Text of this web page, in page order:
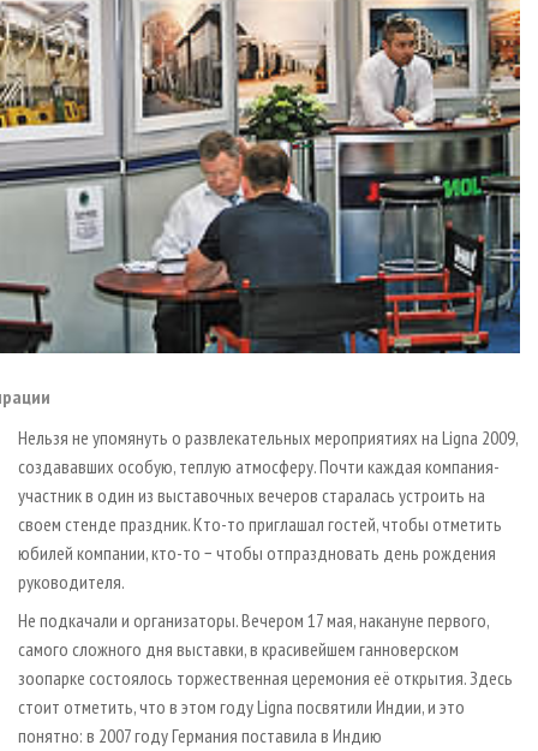
Нельзя не упомянуть о развлекательных мероприятиях на Ligna 2009,
создававших особую, теплую атмосферу. Почти каждая компания-
участник в один из выставочных вечеров старалась устроить на
своем стенде праздник. Кто-то приглашал гостей, чтобы отметить
юбилей компании, кто-то − чтобы отпраздновать день рождения
руководителя.
Не подкачали и организаторы. Вечером 17 мая, накануне первого,
самого сложного дня выставки, в красивейшем ганноверском
зоопарке состоялось торжественная церемония её открытия. Здесь
стоит отметить, что в этом году Ligna посвятили Индии, и это
понятно: в 2007 году Германия поставила в Индию